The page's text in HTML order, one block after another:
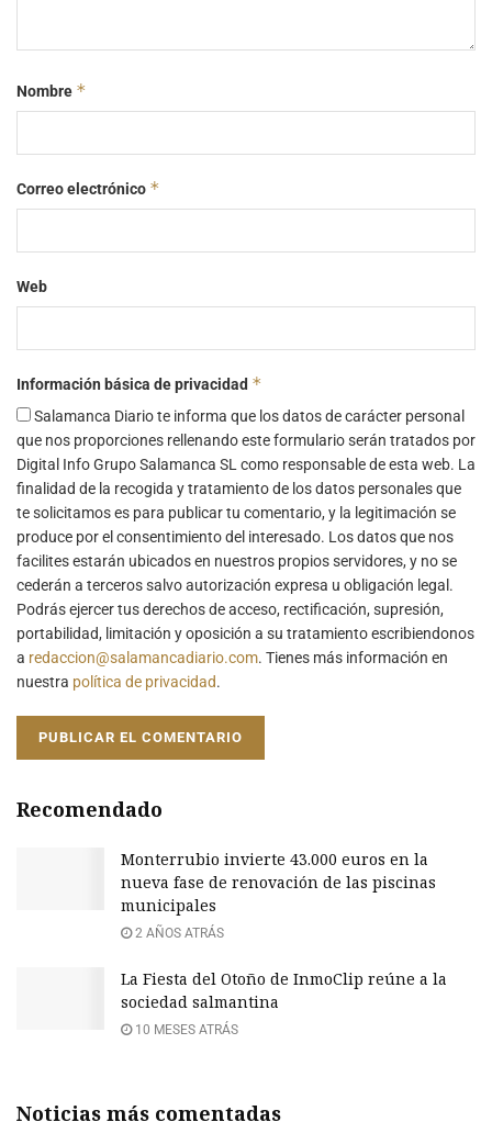
Nombre *
Correo electrónico *
Web
Información básica de privacidad *
Salamanca Diario te informa que los datos de carácter personal
que nos proporciones rellenando este formulario serán tratados por
Digital Info Grupo Salamanca SL como responsable de esta web. La
finalidad de la recogida y tratamiento de los datos personales que
te solicitamos es para publicar tu comentario, y la legitimación se
produce por el consentimiento del interesado. Los datos que nos
facilites estarán ubicados en nuestros propios servidores, y no se
cederán a terceros salvo autorización expresa u obligación legal.
Podrás ejercer tus derechos de acceso, rectificación, supresión,
portabilidad, limitación y oposición a su tratamiento escribiendonos
a redaccion@salamancadiario.com. Tienes más información en
nuestra política de privacidad.
Recomendado
Monterrubio invierte 43.000 euros en la
nueva fase de renovación de las piscinas
municipales
2 AÑOS ATRÁS
La Fiesta del Otoño de InmoClip reúne a la
sociedad salmantina
10 MESES ATRÁS
Noticias más comentadas